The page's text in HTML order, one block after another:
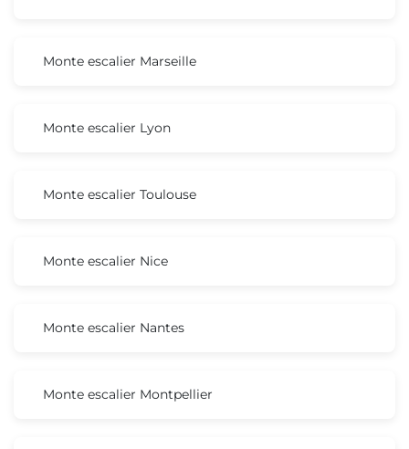
Monte escalier Marseille
Monte escalier Lyon
Monte escalier Toulouse
Monte escalier Nice
Monte escalier Nantes
Monte escalier Montpellier